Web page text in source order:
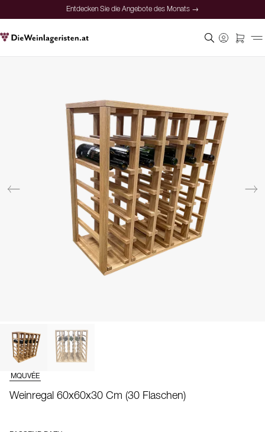
Entdecken Sie die Angebote des Monats →
MQUVÉE
Weinregal 60x60x30 Cm (30 Flaschen)